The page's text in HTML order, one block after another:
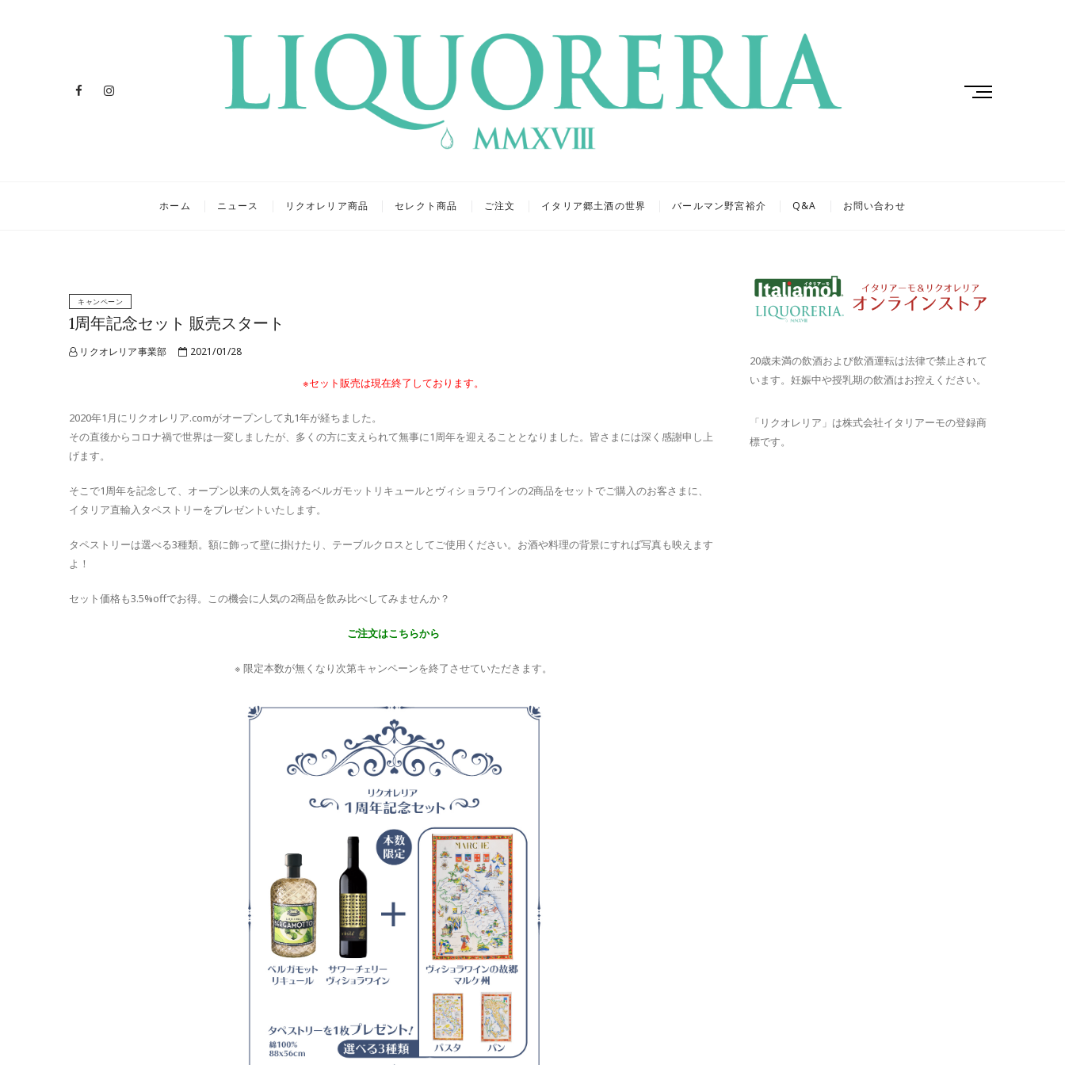
FacebookInstagram
M
ホーム ニュース リクオレリア商品 セレクト商品 ご注文 イタリア郷土酒の世界 バールマン野宮裕介 Q&A お問い合わせ
キャンペーン
1周年記念セット 販売スタート
リクオレリア事業部 2021/01/28
※セット販売は現在終了しております。
2020年1月にリクオレリア.comがオープンして丸1年が経ちました。
その直後からコロナ禍で世界は一変しましたが、多くの方に支えられて無事に1周年を迎えることとなりました。皆さまには深く感謝申し上
げます。
そこで1周年を記念して、オープン以来の人気を誇るベルガモットリキュールとヴィショラワインの2商品をセットでご購入のお客さまに、
イタリア直輸入タペストリーをプレゼントいたします。
タペストリーは選べる3種類。額に飾って壁に掛けたり、テーブルクロスとしてご使用ください。お酒や料理の背景にすれば写真も映えます
よ！
セット価格も3.5%offでお得。この機会に人気の2商品を飲み比べしてみませんか？
ご注文はこちらから
※ 限定本数が無くなり次第キャンペーンを終了させていただきます。
20歳未満の飲酒および飲酒運転は法律で禁止されて
います。妊娠中や授乳期の飲酒はお控えください。
「リクオレリア」は株式会社イタリアーモの登録商
標です。